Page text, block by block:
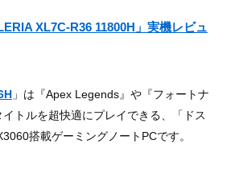
XL7C-R36 11800H」実機レビュ
」は『Apex Legends』や『フォートナ
トルを超快適にプレイできる、「ドス
搭載ゲーミングノートPCです。